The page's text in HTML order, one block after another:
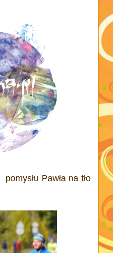
Pawła na tło